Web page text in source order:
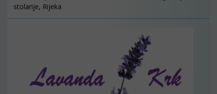
stolarije, Rijeka